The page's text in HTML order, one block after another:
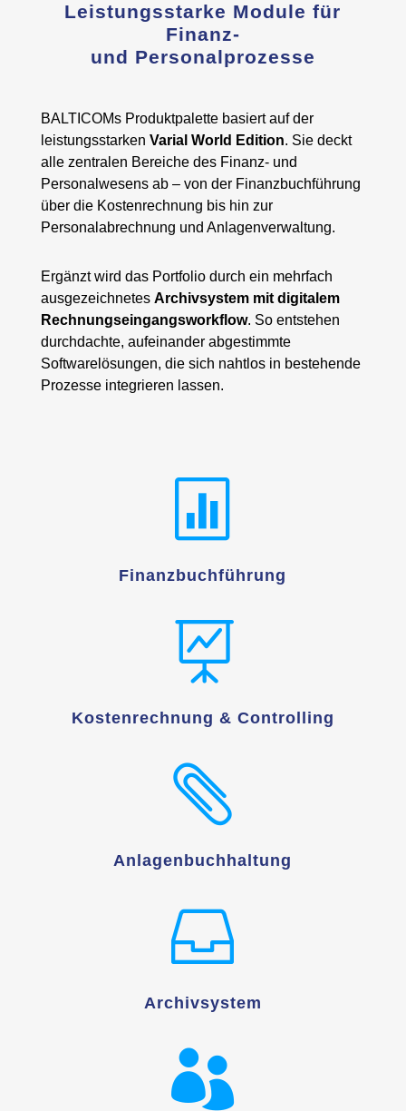
Leistungsstarke Module für
Finanz-
und Personalprozesse
BALTICOMs Produktpalette basiert auf der
leistungsstarken Varial World Edition. Sie deckt
alle zentralen Bereiche des Finanz- und
Personalwesens ab – von der Finanzbuchführung
über die Kostenrechnung bis hin zur
Personalabrechnung und Anlagenverwaltung.
Ergänzt wird das Portfolio durch ein mehrfach
ausgezeichnetes Archivsystem mit digitalem
Rechnungseingangsworkflow. So entstehen
durchdachte, aufeinander abgestimmte
Softwarelösungen, die sich nahtlos in bestehende
Prozesse integrieren lassen.

Finanzbuchführung

Kostenrechnung & Controlling

Anlagenbuchhaltung

Archivsystem
